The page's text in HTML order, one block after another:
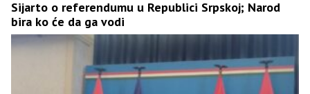
Sijarto o referendumu u Republici Srpskoj; Narod
bira ko će da ga vodi